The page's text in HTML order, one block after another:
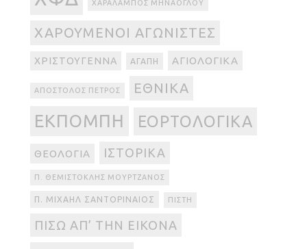
ΧΑΡΆΛΑΜΠΟΣ ΜΗΝΆΟΓΛΟΥ
ΧΑΡΟΎΜΕΝΟΙ ΑΓΩΝΙΣΤΈΣ
ΧΡΙΣΤΟΎΓΕΝΝΑ ΑΓΆΠΗ ΑΓΙΟΛΟΓΙΚΆ
ΑΠΌΣΤΟΛΟΣ ΠΈΤΡΟΣ ΕΘΝΙΚΆ
ΕΚΠΟΜΠΉ ΕΟΡΤΟΛΟΓΙΚΆ
ΘΕΟΛΟΓΊΑ ΙΣΤΟΡΙΚΆ
Π. ΘΕΜΙΣΤΟΚΛΉΣ ΜΟΥΡΤΖΑΝΌΣ
Π. ΜΙΧΑΉΛ ΣΑΝΤΟΡΙΝΑΊΟΣ ΠΊΣΤΗ
ΠΊΣΩ ΑΠ’ ΤΗΝ ΕΙΚΌΝΑ